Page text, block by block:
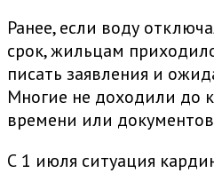
Ранее, если воду
срок, жильцам
писать заявления и
Многие не доходили до
времени или документов
С 1 июля ситуация